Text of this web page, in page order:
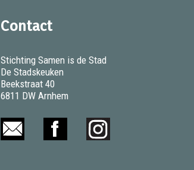
Contact
Stichting Samen is de Stad
De Stadskeuken
Beekstraat 40
6811 DW Arnhem